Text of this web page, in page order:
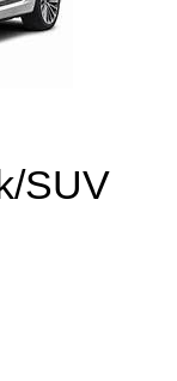
SUV